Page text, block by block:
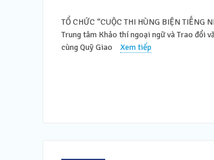
TỔ CHỨC “CUỘC THI HÙNG BIỆN TIẾNG
Trung tâm Khảo thí ngoại ngữ và Trao đổi
cùng Quỹ Giao
Xem tiếp